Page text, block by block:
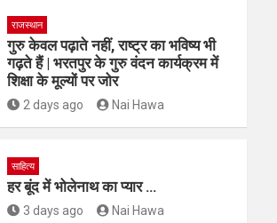
राजस्थान
गुरु केवल पढ़ाते नहीं, राष्ट्र का भविष्य भी
गढ़ते हैं | भरतपुर के गुरु वंदन कार्यक्रम में
शिक्षा के मूल्यों पर जोर
2 days ago Nai Hawa
साहित्य
हर बूंद में भोलेनाथ का प्यार …
3 days ago Nai Hawa